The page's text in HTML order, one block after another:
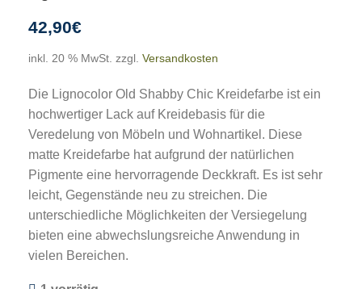
42,90€
inkl. 20 % MwSt. zzgl. Versandkosten
Die Lignocolor Old Shabby Chic Kreidefarbe ist ein
hochwertiger Lack auf Kreidebasis für die
Veredelung von Möbeln und Wohnartikel. Diese
matte Kreidefarbe hat aufgrund der natürlichen
Pigmente eine hervorragende Deckkraft. Es ist sehr
leicht, Gegenstände neu zu streichen. Die
unterschiedliche Möglichkeiten der Versiegelung
bieten eine abwechslungsreiche Anwendung in
vielen Bereichen.